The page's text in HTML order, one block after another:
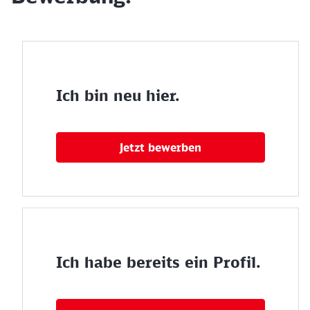
Ich bin neu hier.
Jetzt bewerben
Ich habe bereits ein Profil.